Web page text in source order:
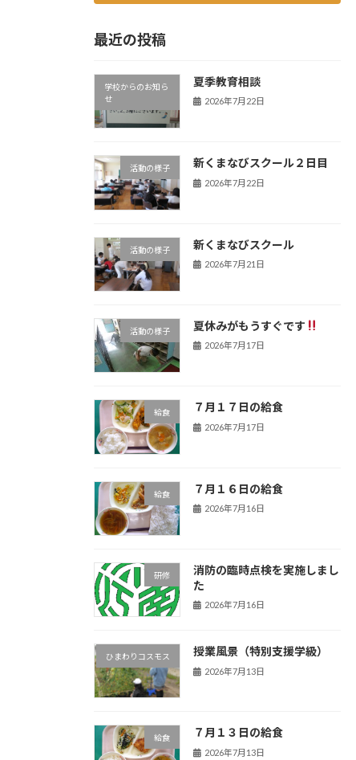
最近の投稿
学校からのお知ら
せ
夏季教育相談
2026年7月22日
活動の様子 新くまなびスクール２日目
2026年7月22日
活動の様子 新くまなびスクール
2026年7月21日
活動の様子 夏休みがもうすぐです
2026年7月17日
給食 ７月１７日の給食
2026年7月17日
給食 ７月１６日の給食
2026年7月16日
研修
消防の臨時点検を実施しまし
た
2026年7月16日
ひまわりコスモス 授業風景（特別支援学級）
2026年7月13日
給食 ７月１３日の給食
2026年7月13日